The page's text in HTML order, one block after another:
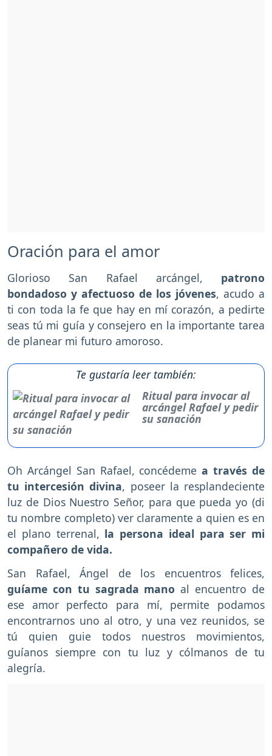
Oración para el amor
Glorioso San Rafael arcángel, patrono
bondadoso y afectuoso de los jóvenes, acudo a
ti con toda la fe que hay en mí corazón, a pedirte
seas tú mi guía y consejero en la importante tarea
de planear mi futuro amoroso.
Te gustaría leer también:
Ritual para invocar al
arcángel Rafael y pedir
su sanación
Oh Arcángel San Rafael, concédemea través de
tu intercesión divina, poseer la resplandeciente
luz de Dios Nuestro Señor, para que pueda yo (di
tu nombre completo) ver claramente a quien es en
el plano terrenal, la persona ideal para ser mi
compañero de vida.
San Rafael, Ángel de los encuentros felices,
guíame con tu sagrada manoal encuentro de
ese amor perfecto para mí, permite podamos
encontrarnos uno al otro, y una vez reunidos, se
tú quien guie todos nuestros movimientos,
guíanos siempre con tu luz y cólmanos de tu
alegría.